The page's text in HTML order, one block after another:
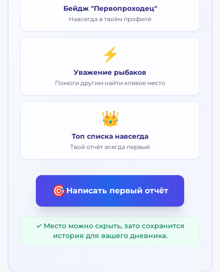
Бейдж "Первопроходец"
Навсегда в твоём профиле
⚡
Уважение рыбаков
Помоги другим найти клевое место
👑
Топ списка навсегда
Твой отчёт всегда первый
🎯Написать первый отчёт
✓ Место можно скрыть, зато сохранится
история для вашего дневника.